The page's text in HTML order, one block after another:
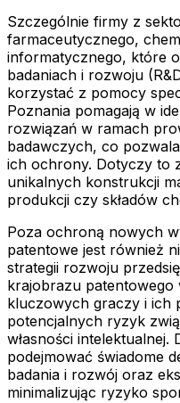
Szczególnie firmy z
farmaceutycznego,
informatycznego, które
badaniach i rozwoju
korzystać z pomocy
Poznania pomagają w
rozwiązań w ramach
badawczych, co
ich ochrony. Dotyczy to
unikalnych konstrukcji
produkcji czy składów
Poza ochroną nowych
patentowe jest również
strategii rozwoju
krajobrazu patentowego
kluczowych graczy i ich
potencjalnych ryzyk
własności intelektualnej.
podejmować świadome
badania i rozwój oraz
minimalizując ryzyko